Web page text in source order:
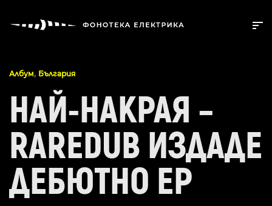
Албум, България
НАЙ-НАКРАЯ –
RAREDUB ИЗДАДЕ
ДЕБЮТНО EP